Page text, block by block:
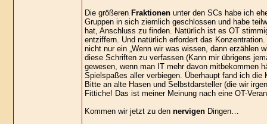
Die größeren Fraktionenunter den SCs habe ich
Gruppen in sich ziemlich geschlossen und habe
hat, Anschluss zu finden. Natürlich ist es OT
entziffern. Und natürlich erfordert das
nicht nur ein „Wenn wir was wissen, dann erzählen
diese Schriften zu verfassen (Kann mir übrigens
gewesen, wenn man IT mehr davon mitbekommen
Spielspaßes aller verbiegen. Überhaupt fand ich
Bitte an alte Hasen und Selbstdarsteller (die wir
Fittiche! Das ist meiner Meinung nach eine OT-
Kommen wir jetzt zu den nervigenDingen…